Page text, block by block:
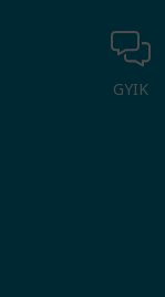
GYIK